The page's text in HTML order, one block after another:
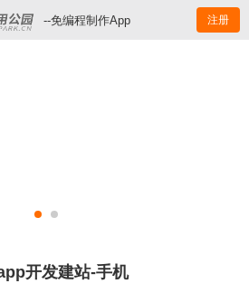
--免编程制作App 注册
开发建站-手机